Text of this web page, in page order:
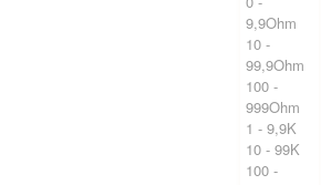
9,9Ohm
10 -
99,9Ohm
100 -
999Ohm
1 - 9,9K
10 - 99K
100 -